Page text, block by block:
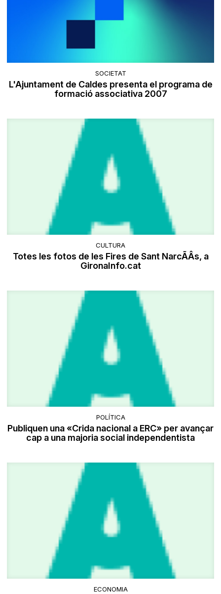
SOCIETAT
L'Ajuntament de Caldes presenta el programa de
formació associativa 2007
CULTURA
Totes les fotos de les Fires de Sant NarcÃÂ­s, a
GironaInfo.cat
POLÍTICA
Publiquen una «Crida nacional a ERC» per avançar
cap a una majoria social independentista
ECONOMIA